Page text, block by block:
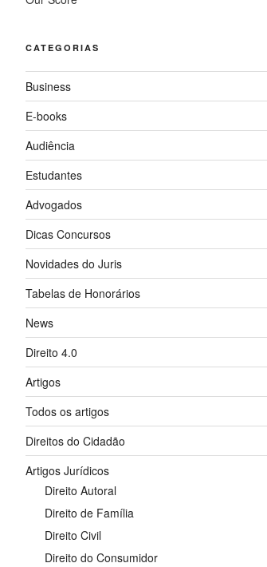
CATEGORIAS
Business
E-books
Audiência
Estudantes
Advogados
Dicas Concursos
Novidades do Juris
Tabelas de Honorários
News
Direito 4.0
Artigos
Todos os artigos
Direitos do Cidadão
Artigos Jurídicos
Direito Autoral
Direito de Família
Direito Civil
Direito do Consumidor